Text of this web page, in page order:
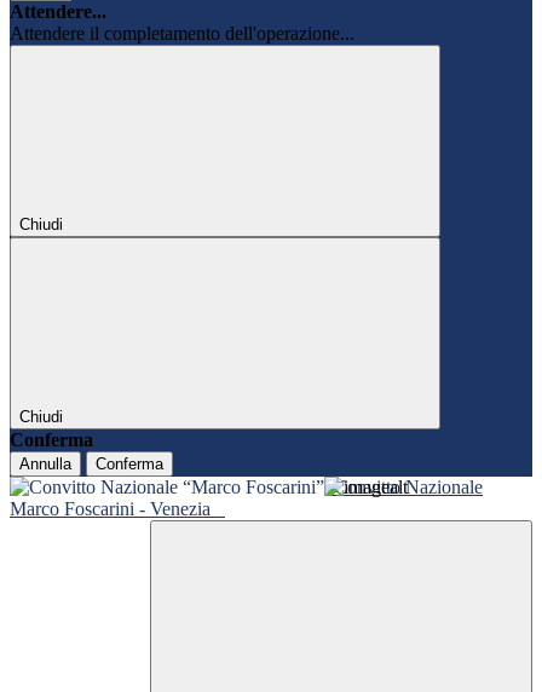
Attendere...
Attendere il completamento dell'operazione...
Chiudi
Chiudi
Conferma
Annulla Conferma
Convitto Nazionale
Marco Foscarini - Venezia